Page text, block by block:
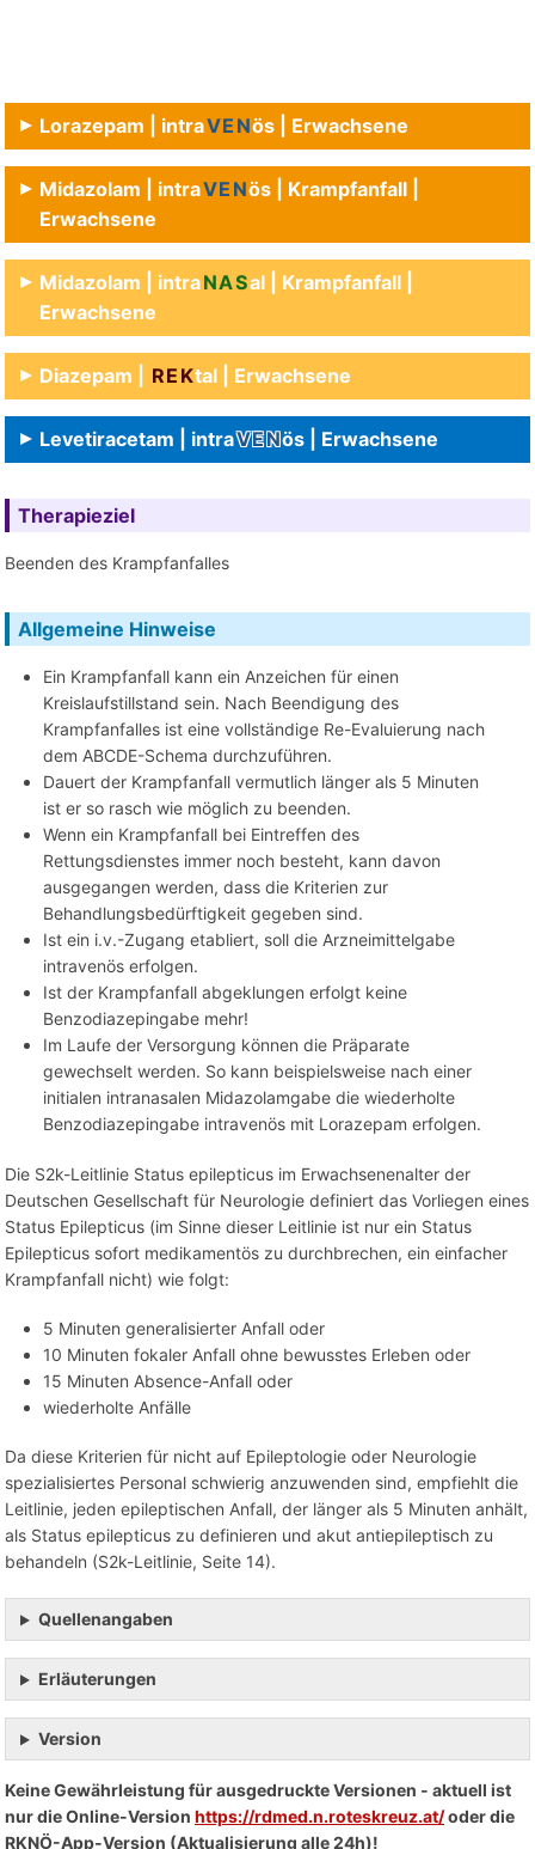
Lorazepam | intraVENös | Erwachsene
Midazolam | intraVENös | Krampfanfall |
Erwachsene
Midazolam | intraNASal | Krampfanfall |
Erwachsene
Diazepam | REKtal | Erwachsene
Levetiracetam | intraVENös | Erwachsene
Therapieziel
Beenden des Krampfanfalles
Allgemeine Hinweise
Ein Krampfanfall kann ein Anzeichen für einen
Kreislaufstillstand sein. Nach Beendigung des
Krampfanfalles ist eine vollständige Re-Evaluierung nach
dem ABCDE-Schema durchzuführen.
Dauert der Krampfanfall vermutlich länger als 5 Minuten
ist er so rasch wie möglich zu beenden.
Wenn ein Krampfanfall bei Eintreffen des
Rettungsdienstes immer noch besteht, kann davon
ausgegangen werden, dass die Kriterien zur
Behandlungsbedürftigkeit gegeben sind.
Ist ein i.v.-Zugang etabliert, soll die Arzneimittelgabe
intravenös erfolgen.
Ist der Krampfanfall abgeklungen erfolgt keine
Benzodiazepingabe mehr!
Im Laufe der Versorgung können die Präparate
gewechselt werden. So kann beispielsweise nach einer
initialen intranasalen Midazolamgabe die wiederholte
Benzodiazepingabe intravenös mit Lorazepam erfolgen.
Die S2k-Leitlinie Status epilepticus im Erwachsenenalter der
Deutschen Gesellschaft für Neurologie definiert das Vorliegen eines
Status Epilepticus (im Sinne dieser Leitlinie ist nur ein Status
Epilepticus sofort medikamentös zu durchbrechen, ein einfacher
Krampfanfall nicht) wie folgt:
5 Minuten generalisierter Anfall oder
10 Minuten fokaler Anfall ohne bewusstes Erleben oder
15 Minuten Absence-Anfall oder
wiederholte Anfälle
Da diese Kriterien für nicht auf Epileptologie oder Neurologie
spezialisiertes Personal schwierig anzuwenden sind, empfiehlt die
Leitlinie, jeden epileptischen Anfall, der länger als 5 Minuten anhält,
als Status epilepticus zu definieren und akut antiepileptisch zu
behandeln (S2k-Leitlinie, Seite 14).
Quellenangaben
Erläuterungen
Version
Keine Gewährleistung für ausgedruckte Versionen - aktuell ist
nur die Online-Version https://rdmed.n.roteskreuz.at/oder die
RKNÖ-App-Version (Aktualisierung alle 24h)!